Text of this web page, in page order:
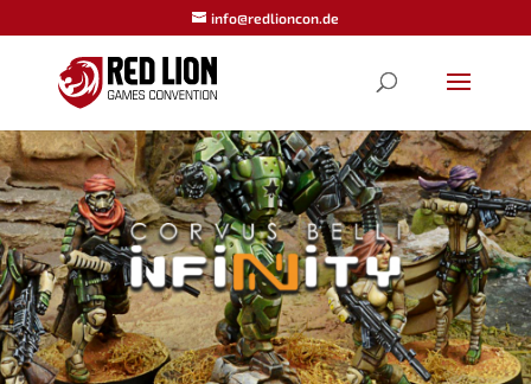
info@redlioncon.de